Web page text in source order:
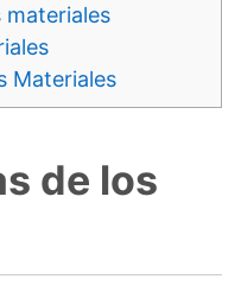
materiales
Materiales
de los